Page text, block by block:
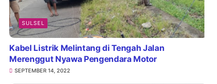
SULSEL
Kabel Listrik Melintang di Tengah Jalan
Merenggut Nyawa Pengendara Motor
SEPTEMBER 14, 2022